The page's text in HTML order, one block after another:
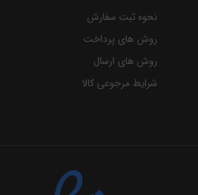
نحوه ثبت سفارش
روش های پرداخت
روش های ارسال
شرایط مرجوعی کالا